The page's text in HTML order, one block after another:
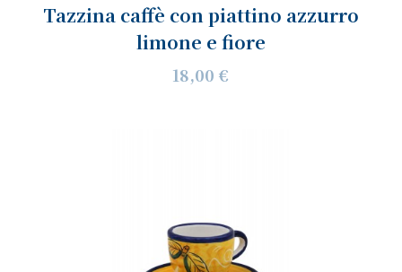
Tazzina caffè con piattino azzurro
limone e fiore
18,00 €